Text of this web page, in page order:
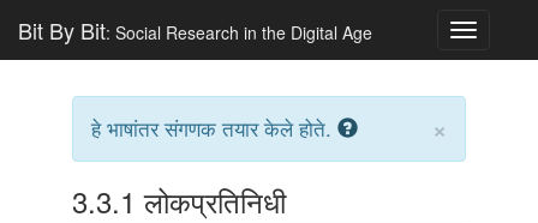
Toggle
Bit By Bit: Social Research in the Digital Age
हे भाषांतर संगणक तयार केले होते. ×
3.3.1 लोकप्रतिनिधी